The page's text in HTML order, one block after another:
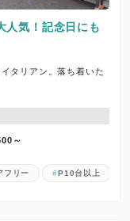
人気！記念日にも
タリアン。落ち着いた
～
フリー P10台以上